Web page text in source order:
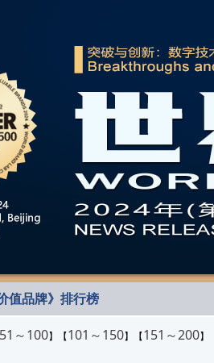
值品牌》排行榜
51～100】【101～150】【151～200】